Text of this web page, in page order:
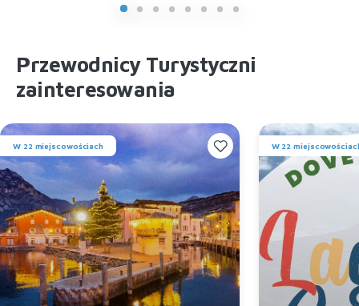
Przewodnicy Turystyczni
zainteresowania
W 22 miejscowościach W 22